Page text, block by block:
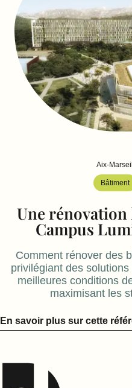
Aix-
Bâtiment
Une
Campus
Comment rénover des
privilégiant des
meilleures conditions
maximisant les
En savoir plus sur cette